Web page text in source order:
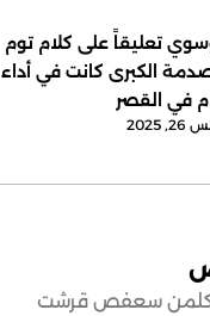
تعليقاً على كلام توم
الكبرى كانت في أداء
في القصر
كلمن سعفص قرشت